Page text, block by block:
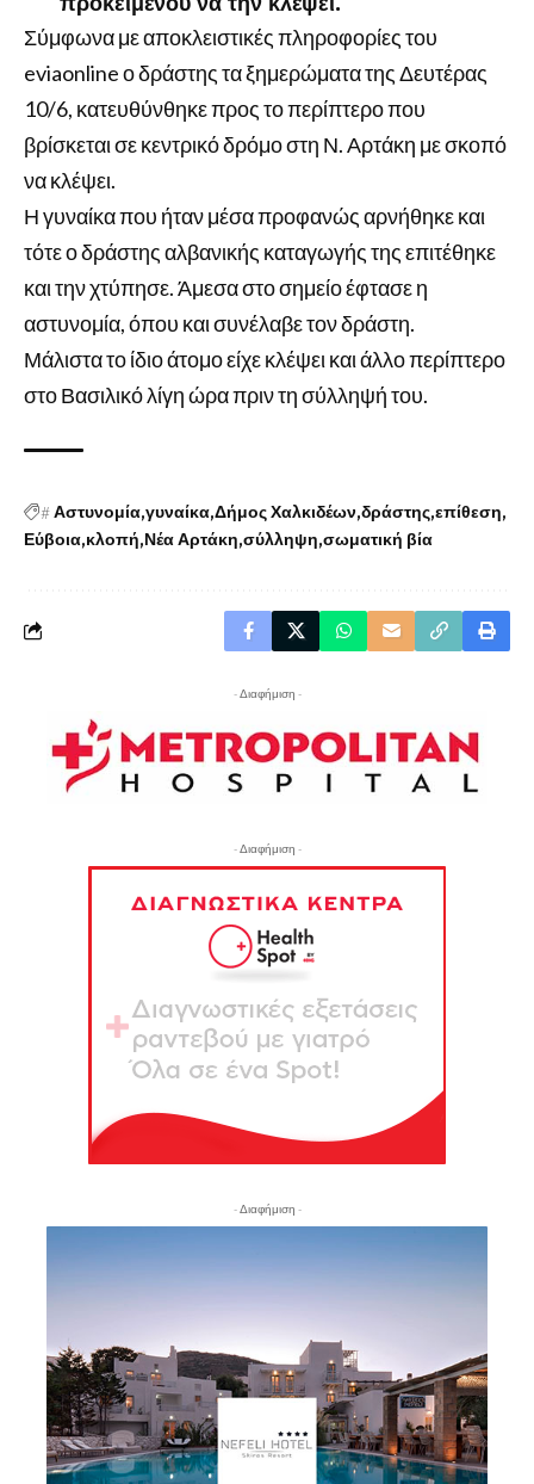
Σύμφωνα με αποκλειστικές πληροφορίες του
eviaonline ο δράστης τα ξημερώματα της Δευτέρας
10/6, κατευθύνθηκε προς το περίπτερο που
βρίσκεται σε κεντρικό δρόμο στη Ν. Αρτάκη με σκοπό
να κλέψει.
Η γυναίκα που ήταν μέσα προφανώς αρνήθηκε και
τότε ο δράστης αλβανικής καταγωγής της επιτέθηκε
και την χτύπησε. Άμεσα στο σημείο έφτασε η
αστυνομία, όπου και συνέλαβε τον δράστη.
Μάλιστα το ίδιο άτομο είχε κλέψει και άλλο περίπτερο
στο Βασιλικό λίγη ώρα πριν τη σύλληψή του.
#Αστυνομία γυναίκα Δήμος Χαλκιδέων δράστης επίθεση
Εύβοια κλοπή Νέα Αρτάκη σύλληψη σωματική βία
- Διαφήμιση -
- Διαφήμιση -
- Διαφήμιση -